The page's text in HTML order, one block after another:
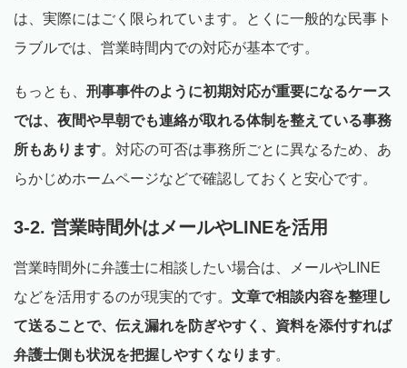
は、実際にはごく限られています。とくに一般的な民事ト
ラブルでは、営業時間内での対応が基本です。
もっとも、 刑事事件のように初期対応が重要になるケース
では、夜間や早朝でも連絡が取れる体制を整えている事務
所もあります。対応の可否は事務所ごとに異なるため、あ
らかじめホームページなどで確認しておくと安心です。
3-2. 営業時間外はメールやLINEを活用
営業時間外に弁護士に相談したい場合は、メールやLINE
などを活用するのが現実的です。 文章で相談内容を整理し
て送ることで、伝え漏れを防ぎやすく、資料を添付すれば
弁護士側も状況を把握しやすくなります。